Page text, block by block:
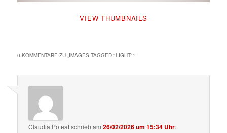
VIEW THUMBNAILS
0 KOMMENTARE ZU „IMAGES TAGGED "LIGHT"“
Claudia Poteatschriebam26/02/2026 um 15:34 Uhr: